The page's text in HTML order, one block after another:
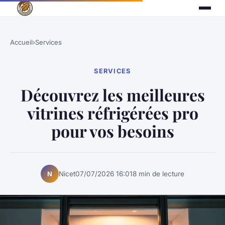
Accueil›Services
SERVICES
Découvrez les meilleures
vitrines réfrigérées pro
pour vos besoins
N Nicet07/07/2026 16:018 min de lecture